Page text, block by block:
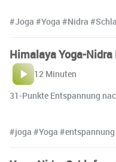
#Joga #Yoga #Nidra
Himalaya Yoga-
12 Minuten
31-Punkte Entspannung
#joga #Yoga